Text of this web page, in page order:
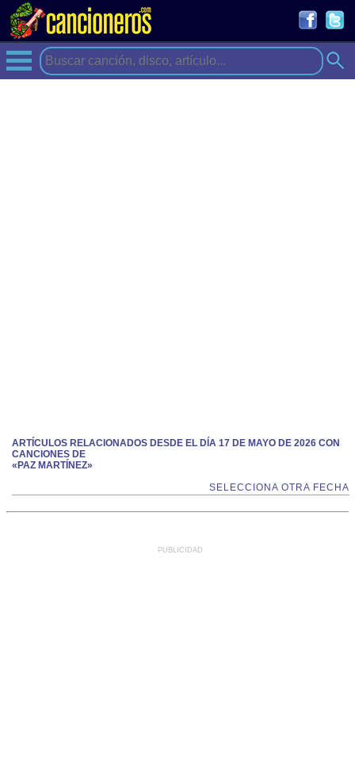
ARTÍCULOS RELACIONADOS DESDE EL DÍA 17 DE MAYO DE 2026 CON
CANCIONES DE
«PAZ MARTÍNEZ»
SELECCIONA OTRA FECHA
PUBLICIDAD